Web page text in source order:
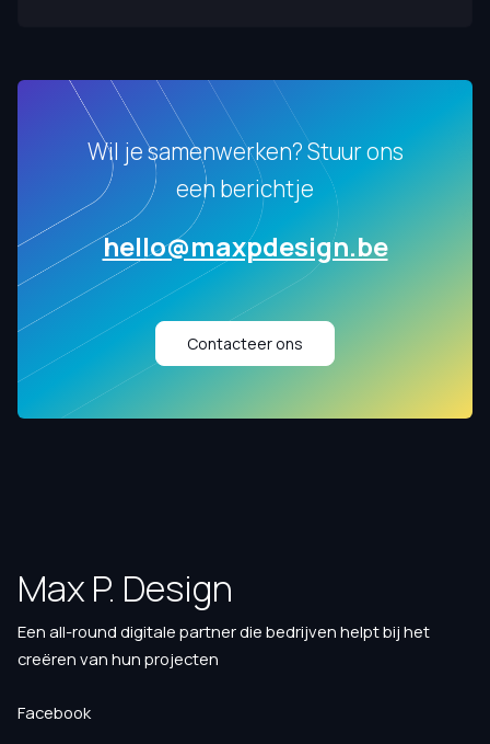
Wil je samenwerken? Stuur ons
een berichtje
hello@maxpdesign.be
Contacteer ons
Max P. Design
Een all-round digitale partner die bedrijven helpt bij het
creëren van hun projecten
Facebook